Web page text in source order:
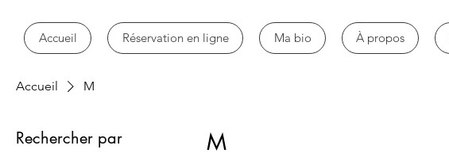
Accueil Réservation en ligne Ma bio À propos
Accueil M
Rechercher par M